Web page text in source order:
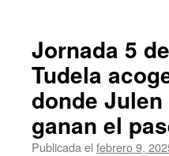
Jornada 5
Tudela
donde
ganan el
Publicada el febrero 9,